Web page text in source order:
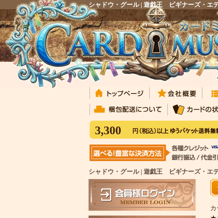
シャドウ・グール | 遊戯王 ビギナーズ・エ
3,300
シャドウ・グール | 遊戯王 ビギナーズ・エ